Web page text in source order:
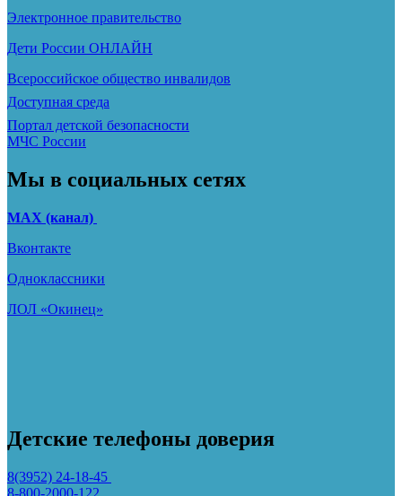
Электронное правительство
Дети России ОНЛАЙН
Всероссийское общество инвалидов
Доступная среда
Портал детской безопасности
МЧС России
Мы в социальных сетях
МАХ (канал)
Вконтакте
Одноклассники
ЛОЛ «Окинец»
Детские телефоны доверия
8(3952) 24-18-45
8-800-2000-122